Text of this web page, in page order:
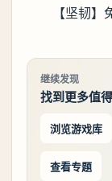
【坚韧
继续发现
找到更多值
浏览游戏库
查看专题